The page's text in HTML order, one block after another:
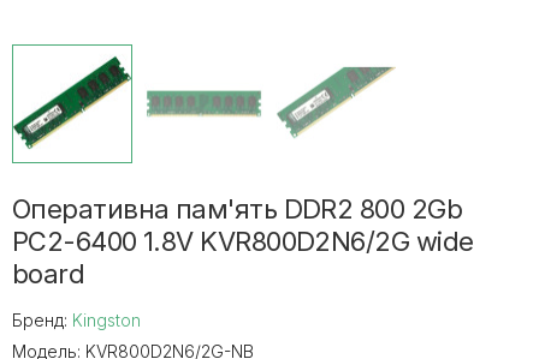
Оперативна пам'ять DDR2 800 2Gb
PC2-6400 1.8V KVR800D2N6/2G wide
board
Бренд: Kingston
Модель: KVR800D2N6/2G-NB